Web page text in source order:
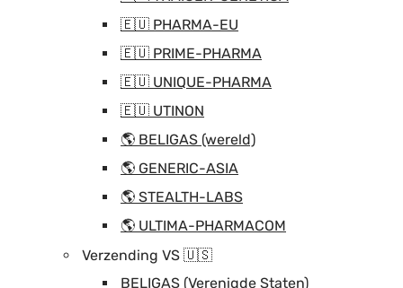
🇪🇺 PHARMA-EU
🇪🇺 PRIME-PHARMA
🇪🇺 UNIQUE-PHARMA
🇪🇺 UTINON
🌎 BELIGAS (wereld)
🌎 GENERIC-ASIA
🌎 STEALTH-LABS
🌎 ULTIMA-PHARMACOM
Verzending VS 🇺🇸
BELIGAS (Verenigde Staten)